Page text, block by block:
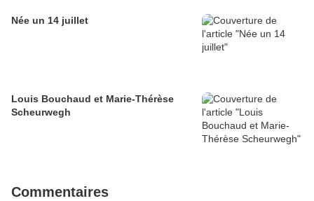
Née un 14 juillet
Louis Bouchaud et Marie-Thérèse
Scheurwegh
Commentaires